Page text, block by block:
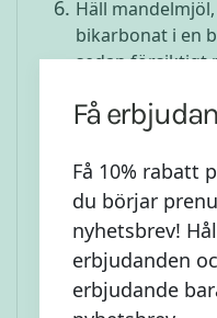
Häll
bikarbonat i en
sedan försiktigt
hastighet så
ugnen.
Ha den inne i
är gyllenbrun
i den så ska
Under tiden
mixa 1-2 stycken
Få
Få 10% rabatt
du börjar
nyhetsbrev!
erbjudanden
erbjudande